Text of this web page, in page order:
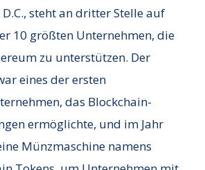
steht an dritter Stelle auf
10 größten Unternehmen, die
zu unterstützen. Der
eines der ersten
das Blockchain-
ermöglichte, und im Jahr
Münzmaschine namens